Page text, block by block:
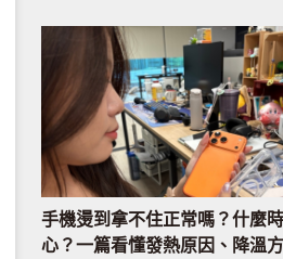
手機燙到拿不住正常嗎？什麼
心？一篇看懂發熱原因、降溫